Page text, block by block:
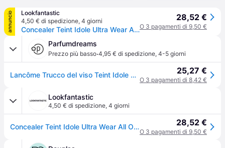
annuncio
Lookfantastic
4,50 € di spedizione, 4 giorni
Concealer Teint Idole Ultra Wear All Over Lancôme 13ml (varie tonalità) - 215 Buff N 023
28,52 €
O 3 pagamenti di 9,50 €
Parfumdreams
Prezzo più basso·4,95 € di spedizione, 4-5 giorni
Lancôme Trucco del viso Teint Idole Ultra Wear All Over Concealer Correttore Donna 13 ml 25,27 €
O 3 pagamenti di 8,42 €
Lookfantastic
4,50 € di spedizione, 4 giorni
Concealer Teint Idole Ultra Wear All Over Lancôme 13ml (varie tonalità) - 215 Buff N 023 28,52 €
O 3 pagamenti di 9,50 €